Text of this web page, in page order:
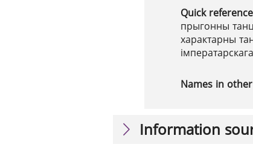
Quick
прыгонны
характарны
Names in
Information